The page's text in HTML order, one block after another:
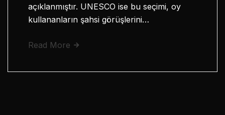
açıklanmıştır. UNESCO ise bu seçimi, oy
kullananların şahsi görüşlerini…
Read More